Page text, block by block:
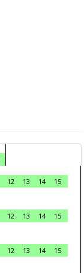
12 13 14
15
12 13 14
15
12 13 14
15